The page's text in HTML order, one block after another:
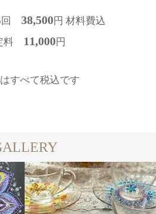
回 38,500円 材料費込
料 11,000円
すべて税込です